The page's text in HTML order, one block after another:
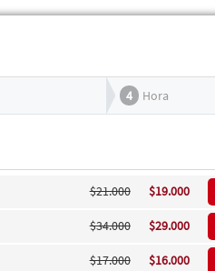
4 Hora
$21.000 $19.000
$34.000 $29.000
$17.000 $16.000